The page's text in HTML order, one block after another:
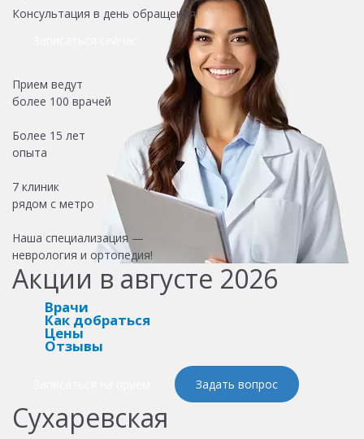
Консультация в день обращения!
Прием ведут
более 100 врачей
Более 15 лет
опыта
7 клиник
рядом с метро
Наша специализация —
неврология и ортопедия!
Акции в августе 2026
Врачи
Как добраться
Цены
Отзывы
Задать вопрос
Сухаревская